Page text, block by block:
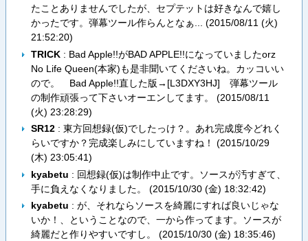
たことありませんでしたが、セプテットは好きなんで嬉し
かったです。弾幕ツール作らんとなぁ... (2015/08/11 (火)
21:52:20)
TRICK: Bad Apple!!がBAD APPLE!!になっていましたorz
No Life Queen(本家)も是非聞いてくださいね。カッコいい
ので。 Bad Apple!!直した版→[L3DXY3HJ] 弾幕ツール
の制作頑張って下さいオーエンしてます。 (2015/08/11
(火) 23:28:29)
SR12: 東方回想録(仮)でしたっけ？。あれ完成度今どれく
らいですか？完成楽しみにしていますね！ (2015/10/29
(木) 23:05:41)
kyabetu : 回想録(仮)は制作中止です。ソースが汚すぎて、
手に負えなくなりました。 (2015/10/30 (金) 18:32:42)
kyabetu : が、それならソースを綺麗にすれば良いじゃな
いか！、ということなので、一から作ってます。ソースが
綺麗だと作りやすいですし。 (2015/10/30 (金) 18:35:46)